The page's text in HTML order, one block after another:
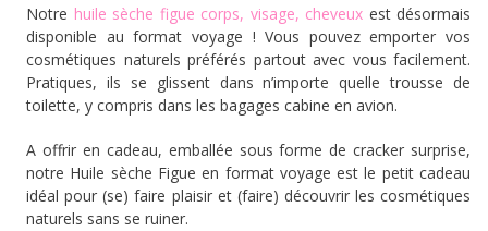
Notre huile sèche figue corps, visage, cheveux est désormais
disponible au format voyage ! Vous pouvez emporter vos
cosmétiques naturels préférés partout avec vous facilement.
Pratiques, ils se glissent dans n’importe quelle trousse de
toilette, y compris dans les bagages cabine en avion.
A offrir en cadeau, emballée sous forme de cracker surprise,
notre Huile sèche Figue en format voyage est le petit cadeau
idéal pour (se) faire plaisir et (faire) découvrir les cosmétiques
naturels sans se ruiner.